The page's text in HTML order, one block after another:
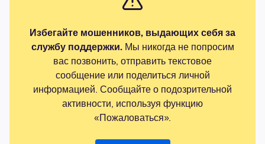
Избегайте мошенников, выдающих себя за
службу поддержки.Мы никогда не попросим
вас позвонить, отправить текстовое
сообщение или поделиться личной
информацией. Сообщайте о подозрительной
активности, используя функцию
«Пожаловаться».